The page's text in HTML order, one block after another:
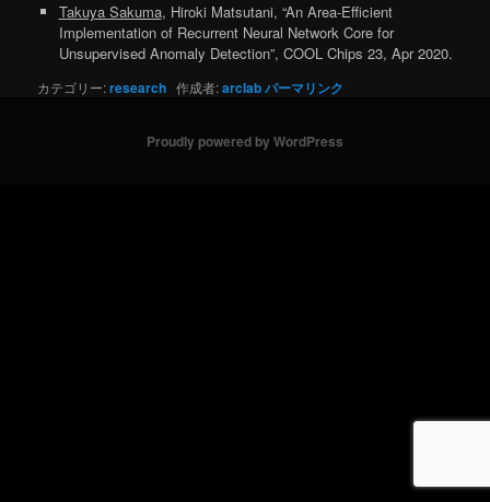
Takuya Sakuma, Hiroki Matsutani, “An Area-Efficient
Implementation of Recurrent Neural Network Core for
Unsupervised Anomaly Detection”, COOL Chips 23, Apr 2020.
カテゴリー:research 作成者:arclabパーマリンク
Proudly powered by WordPress